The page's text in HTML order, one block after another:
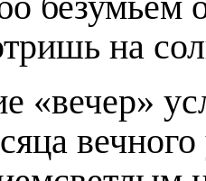
на
«вечер»
вечного